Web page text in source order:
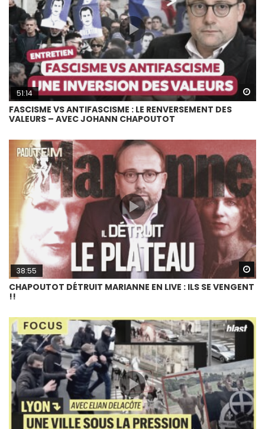
51:14
FASCISME VS ANTIFASCISME : LE RENVERSEMENT DES
VALEURS – AVEC JOHANN CHAPOUTOT
38:55
CHAPOUTOT DÉTRUIT MARIANNE EN LIVE : ILS SE VENGENT
!!